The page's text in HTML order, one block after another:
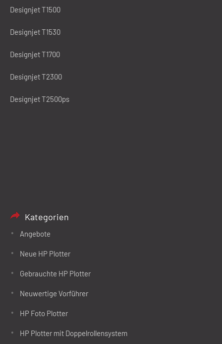
Designjet T1500
Designjet T1530
Designjet T1700
Designjet T2300
Designjet T2500ps
Kategorien
Angebote
Neue HP Plotter
Gebrauchte HP Plotter
Neuwertige Vorführer
HP Foto Plotter
HP Plotter mit Doppelrollensystem